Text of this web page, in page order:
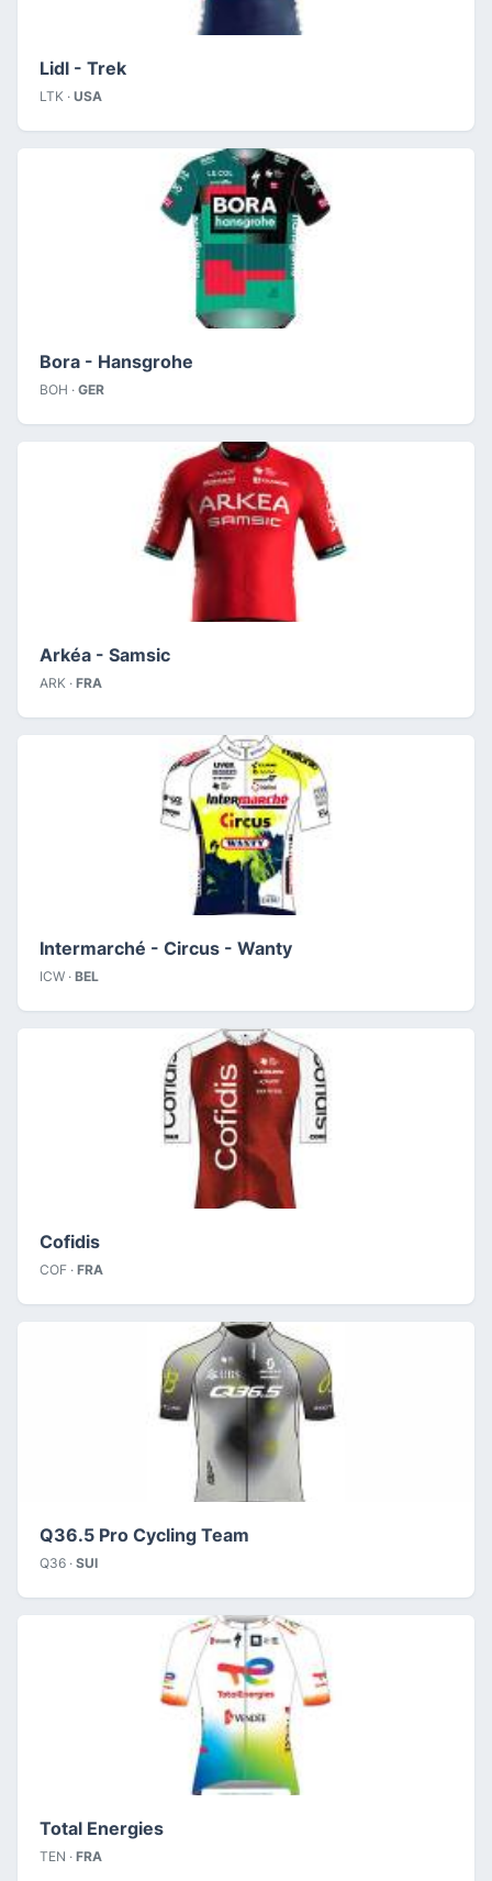
Lidl - Trek
LTK · USA
Bora - Hansgrohe
BOH · GER
Arkéa - Samsic
ARK · FRA
Intermarché - Circus - Wanty
ICW · BEL
Cofidis
COF · FRA
Q36.5 Pro Cycling Team
Q36 · SUI
Total Energies
TEN · FRA